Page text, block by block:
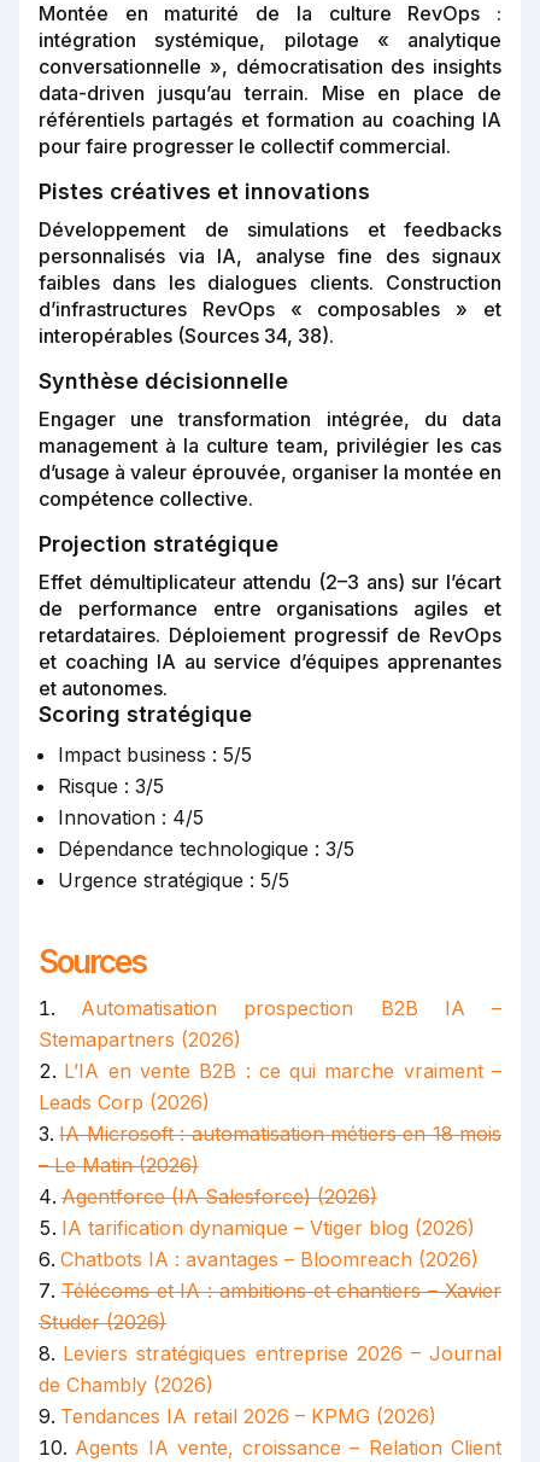
Montée en maturité de la culture RevOps :
intégration systémique, pilotage « analytique
conversationnelle », démocratisation des insights
data-driven jusqu’au terrain. Mise en place de
référentiels partagés et formation au coaching IA
pour faire progresser le collectif commercial.
Pistes créatives et innovations
Développement de simulations et feedbacks
personnalisés via IA, analyse fine des signaux
faibles dans les dialogues clients. Construction
d’infrastructures RevOps « composables » et
interopérables (Sources 34, 38).
Synthèse décisionnelle
Engager une transformation intégrée, du data
management à la culture team, privilégier les cas
d’usage à valeur éprouvée, organiser la montée en
compétence collective.
Projection stratégique
Effet démultiplicateur attendu (2–3 ans) sur l’écart
de performance entre organisations agiles et
retardataires. Déploiement progressif de RevOps
et coaching IA au service d’équipes apprenantes
et autonomes.
Scoring stratégique
Impact business : 5/5
Risque : 3/5
Innovation : 4/5
Dépendance technologique : 3/5
Urgence stratégique : 5/5
Sources
Automatisation prospection B2B IA –
Stemapartners (2026)
L’IA en vente B2B : ce qui marche vraiment –
Leads Corp (2026)
IA Microsoft : automatisation métiers en 18 mois
– Le Matin (2026)
Agentforce (IA Salesforce) (2026)
IA tarification dynamique – Vtiger blog (2026)
Chatbots IA : avantages – Bloomreach (2026)
Télécoms et IA : ambitions et chantiers – Xavier
Studer (2026)
Leviers stratégiques entreprise 2026 – Journal
de Chambly (2026)
Tendances IA retail 2026 – KPMG (2026)
Agents IA vente, croissance – Relation Client